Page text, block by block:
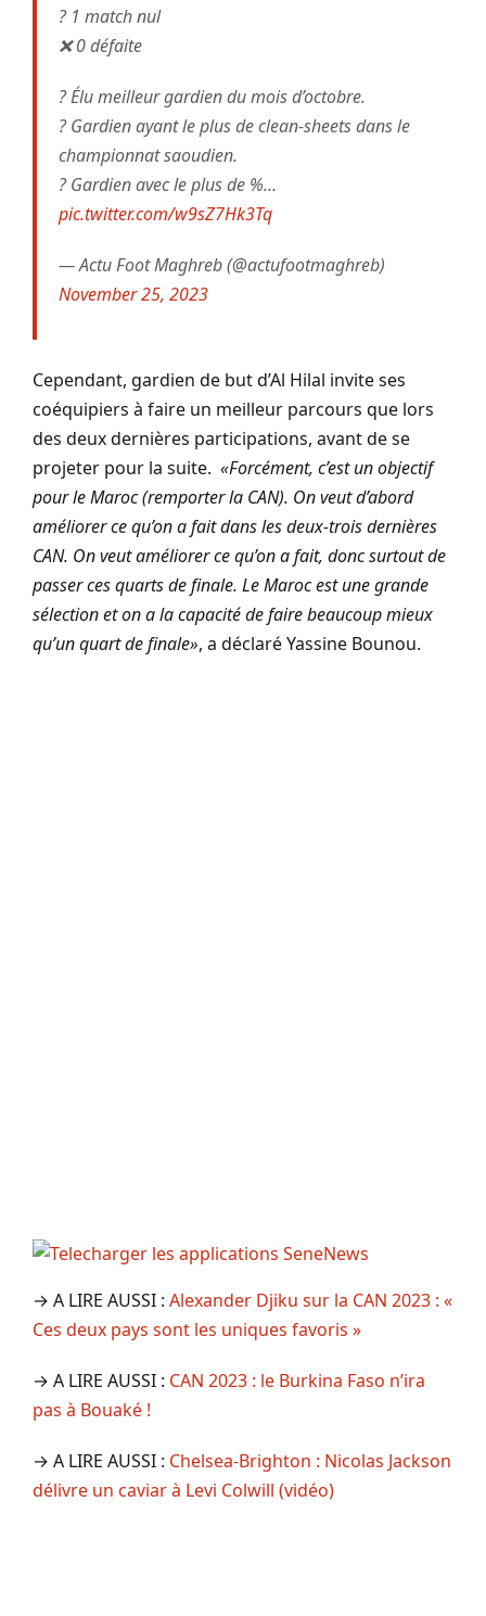
? 1 match nul
❌ 0 défaite
? Élu meilleur gardien du mois d’octobre.
?️ Gardien ayant le plus de clean-sheets dans le
championnat saoudien.
? Gardien avec le plus de %…
pic.twitter.com/w9sZ7Hk3Tq
— Actu Foot Maghreb (@actufootmaghreb)
November 25, 2023
Cependant, gardien de but d’Al Hilal invite ses
coéquipiers à faire un meilleur parcours que lors
des deux dernières participations, avant de se
projeter pour la suite. «Forcément, c’est un objectif
pour le Maroc (remporter la CAN). On veut d’abord
améliorer ce qu’on a fait dans les deux-trois dernières
CAN. On veut améliorer ce qu’on a fait, donc surtout de
passer ces quarts de finale. Le Maroc est une grande
sélection et on a la capacité de faire beaucoup mieux
qu’un quart de finale», a déclaré Yassine Bounou.
→ A LIRE AUSSI : Alexander Djiku sur la CAN 2023 : «
Ces deux pays sont les uniques favoris »
→ A LIRE AUSSI : CAN 2023 : le Burkina Faso n’ira
pas à Bouaké !
→ A LIRE AUSSI : Chelsea-Brighton : Nicolas Jackson
délivre un caviar à Levi Colwill (vidéo)